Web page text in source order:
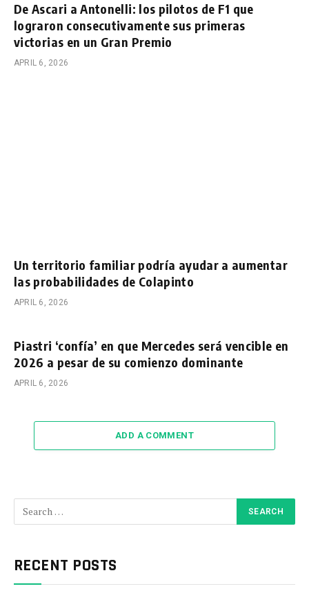
De Ascari a Antonelli: los pilotos de F1 que
lograron consecutivamente sus primeras
victorias en un Gran Premio
APRIL 6, 2026
Un territorio familiar podría ayudar a aumentar
las probabilidades de Colapinto
APRIL 6, 2026
Piastri ‘confía’ en que Mercedes será vencible en
2026 a pesar de su comienzo dominante
APRIL 6, 2026
ADD A COMMENT
RECENT POSTS